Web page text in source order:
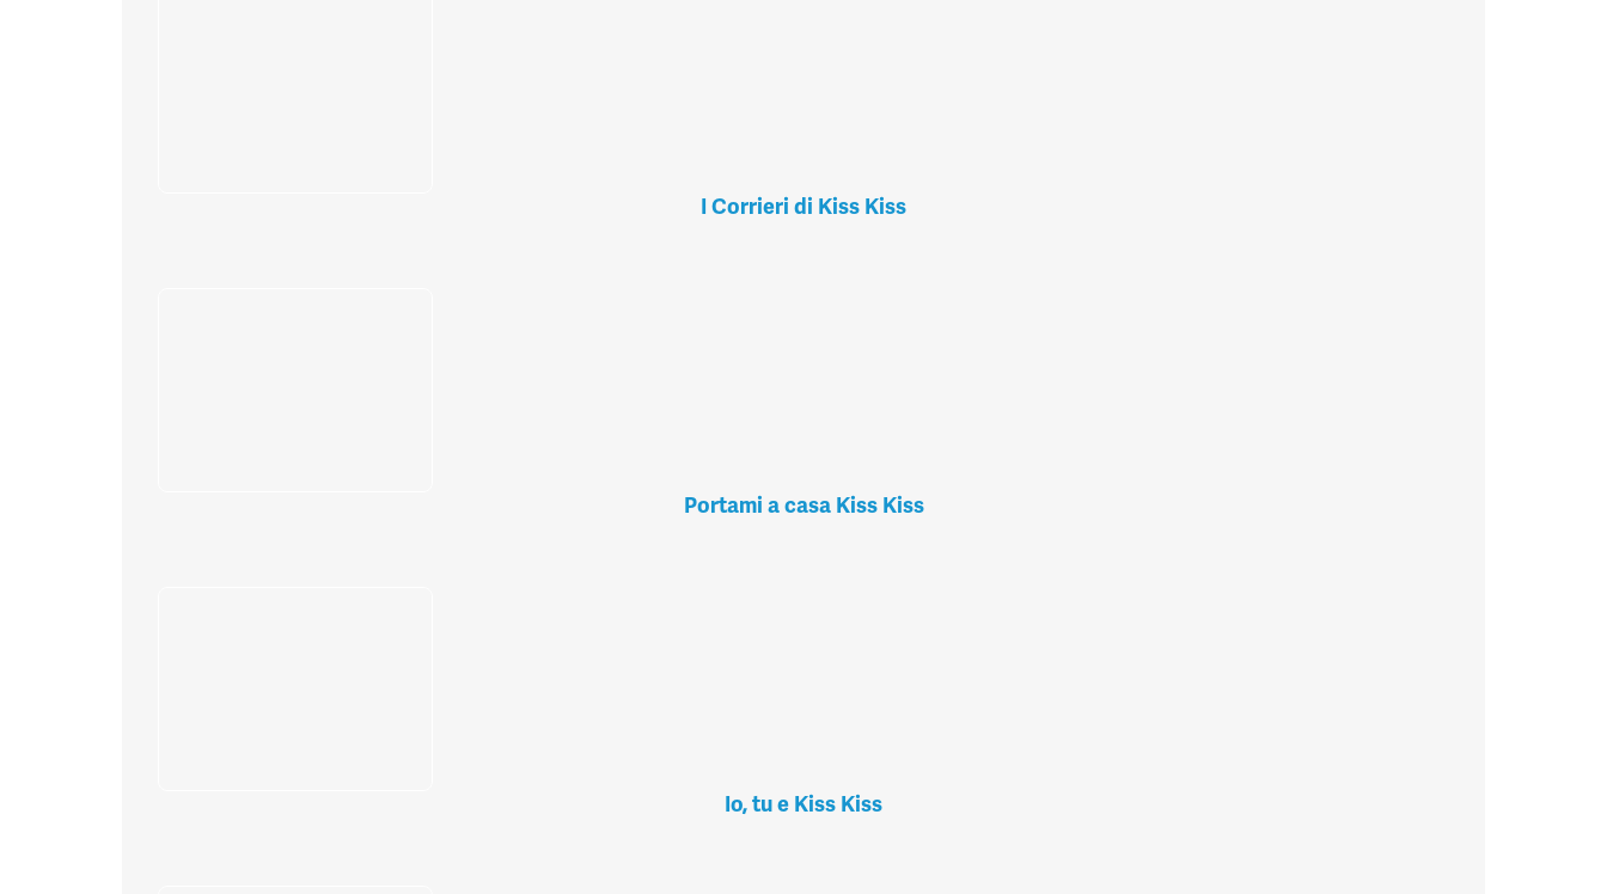
I Corrieri di Kiss Kiss
Portami a casa Kiss Kiss
Io, tu e Kiss Kiss